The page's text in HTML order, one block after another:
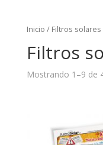
Inicio / Filtros solares
Filtros
Mostrando 1–9 de